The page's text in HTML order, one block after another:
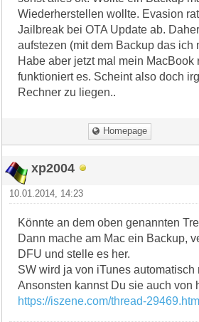
Wiederherstellen wollte. Evasion
Jailbreak bei OTA Update ab.
aufstezen (mit dem Backup das ich
Habe aber jetzt mal mein MacBook
funktioniert es. Scheint also doch
Rechner zu liegen..
Homepage
xp2004
10.01.2014, 14:23
Könnte an dem oben genannten
Dann mache am Mac ein Backup,
DFU und stelle es her.
SW wird ja von iTunes automatisch
Ansonsten kannst Du sie auch von
https://iszene.com/thread-29469.html